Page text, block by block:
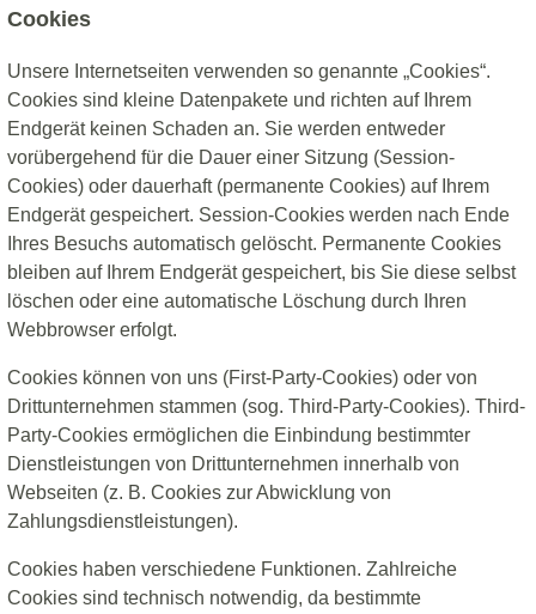
Cookies
Unsere Internetseiten verwenden so genannte „Cookies“.
Cookies sind kleine Datenpakete und richten auf Ihrem
Endgerät keinen Schaden an. Sie werden entweder
vorübergehend für die Dauer einer Sitzung (Session-
Cookies) oder dauerhaft (permanente Cookies) auf Ihrem
Endgerät gespeichert. Session-Cookies werden nach Ende
Ihres Besuchs automatisch gelöscht. Permanente Cookies
bleiben auf Ihrem Endgerät gespeichert, bis Sie diese selbst
löschen oder eine automatische Löschung durch Ihren
Webbrowser erfolgt.
Cookies können von uns (First-Party-Cookies) oder von
Drittunternehmen stammen (sog. Third-Party-Cookies). Third-
Party-Cookies ermöglichen die Einbindung bestimmter
Dienstleistungen von Drittunternehmen innerhalb von
Webseiten (z. B. Cookies zur Abwicklung von
Zahlungsdienstleistungen).
Cookies haben verschiedene Funktionen. Zahlreiche
Cookies sind technisch notwendig, da bestimmte